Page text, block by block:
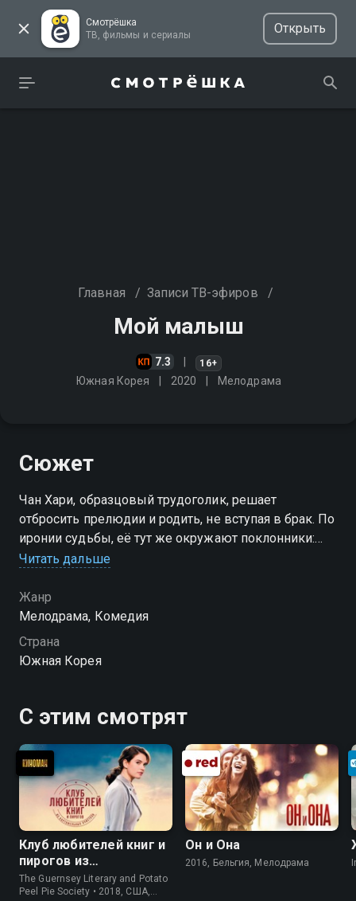
Смотрёшка
ТВ, фильмы и сериалы
Открыть
Главная / Записи ТВ-эфиров /
Мой малыш
7.3 16+
Южная Корея 2020 Мелодрама
Сюжет
Чан Хари, образцовый трудоголик, решает
отбросить прелюдии и родить, не вступая в брак. По
иронии судьбы, её тут же окружают поклонники:
фотограф, врач-педиатр и молодой офисный клерк.
карьеристки?
Читать дальше
Жанр
Мелодрама, Комедия
Страна
Южная Корея
С этим смотрят
Клуб любителей книг и
пирогов из
картофельных
очистков
The Guernsey Literary and Potato
Peel Pie Society • 2018, США,
Он и Она
2016, Бельгия, Мелодрама